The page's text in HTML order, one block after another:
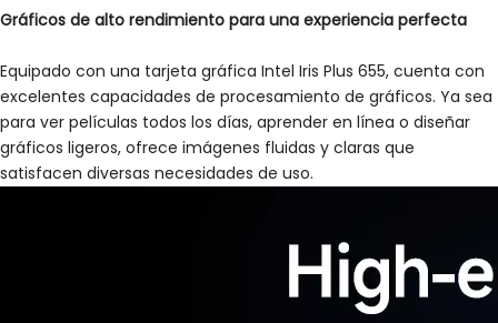
Gráficos de alto rendimiento para una experiencia perfecta
Equipado con una tarjeta gráfica Intel Iris Plus 655, cuenta con
excelentes capacidades de procesamiento de gráficos. Ya sea
para ver películas todos los días, aprender en línea o diseñar
gráficos ligeros, ofrece imágenes fluidas y claras que
satisfacen diversas necesidades de uso.